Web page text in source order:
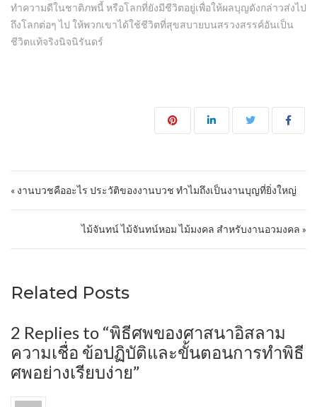
ทำความดีในชาติภพนี้ หรือโลกที่ยังมีชีวิตอยู่เพื่อให้ผลบุญดังกล่าวส่งไป
ถึงโลกต่อๆ ไป ให้พวกเขาได้ใช้ชีวิตที่สุขสบายบนสรวงสรรค์อันเป็น
ชีวิตแท้จริงนิจนิรันดร์
« งานบวชคืออะไร ประวัติของงานบวช ทำไมถึงเป็นงานบุญที่ยิ่งใหญ่
ไม้จันทน์ ไม้จันทน์หอม ไม้มงคล สำหรับงานอวมงคล »
Related Posts
2 Replies to “พิธีศพของศาสนาอิสลาม
ความเชื่อ ข้อปฏิบัติและขั้นตอนการทำพิธี
ศพอย่างเรียบง่าย”